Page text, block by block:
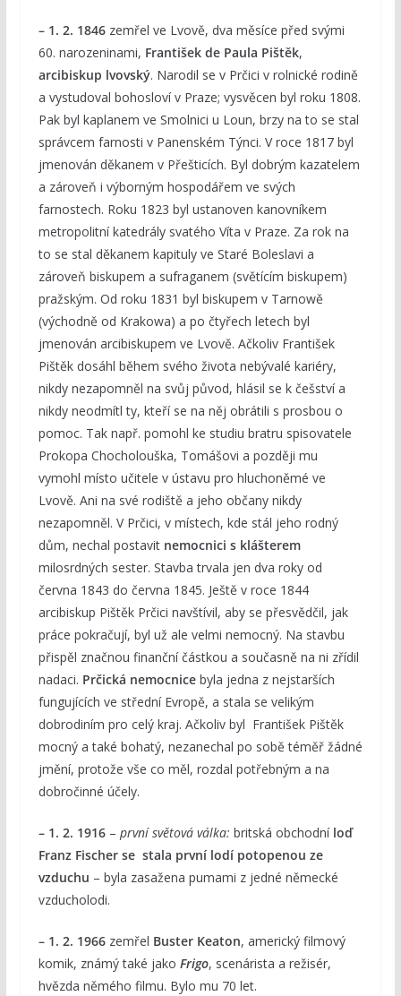
– 1. 2. 1846 zemřel ve Lvově, dva měsíce před svými
60. narozeninami, František de Paula Pištěk,
arcibiskup lvovský. Narodil se v Prčici v rolnické rodině
a vystudoval bohosloví v Praze; vysvěcen byl roku 1808.
Pak byl kaplanem ve Smolnici u Loun, brzy na to se stal
správcem farnosti v Panenském Týnci. V roce 1817 byl
jmenován děkanem v Přešticích. Byl dobrým kazatelem
a zároveň i výborným hospodářem ve svých
farnostech. Roku 1823 byl ustanoven kanovníkem
metropolitní katedrály svatého Víta v Praze. Za rok na
to se stal děkanem kapituly ve Staré Boleslavi a
zároveň biskupem a sufraganem (světícím biskupem)
pražským. Od roku 1831 byl biskupem v Tarnowě
(východně od Krakowa) a po čtyřech letech byl
jmenován arcibiskupem ve Lvově. Ačkoliv František
Pištěk dosáhl během svého života nebývalé kariéry,
nikdy nezapomněl na svůj původ, hlásil se k češství a
nikdy neodmítl ty, kteří se na něj obrátili s prosbou o
pomoc. Tak např. pomohl ke studiu bratru spisovatele
Prokopa Chocholouška, Tomášovi a později mu
vymohl místo učitele v ústavu pro hluchoněmé ve
Lvově. Ani na své rodiště a jeho občany nikdy
nezapomněl. V Prčici, v místech, kde stál jeho rodný
dům, nechal postavit nemocnici s klášterem
milosrdných sester. Stavba trvala jen dva roky od
června 1843 do června 1845. Ještě v roce 1844
arcibiskup Pištěk Prčici navštívil, aby se přesvědčil, jak
práce pokračují, byl už ale velmi nemocný. Na stavbu
přispěl značnou finanční částkou a současně na ni zřídil
nadaci. Prčická nemocnice byla jedna z nejstarších
fungujících ve střední Evropě, a stala se velikým
dobrodiním pro celý kraj. Ačkoliv byl František Pištěk
mocný a také bohatý, nezanechal po sobě téměř žádné
jmění, protože vše co měl, rozdal potřebným a na
dobročinné účely.
– 1. 2. 1916 – první světová válka: britská obchodní loď
Franz Fischer se stala první lodí potopenou ze
vzduchu – byla zasažena pumami z jedné německé
vzducholodi.
– 1. 2. 1966zemřel Buster Keaton, americký filmový
komik, známý také jako Frigo, scenárista a režisér,
hvězda němého filmu. Bylo mu 70 let.